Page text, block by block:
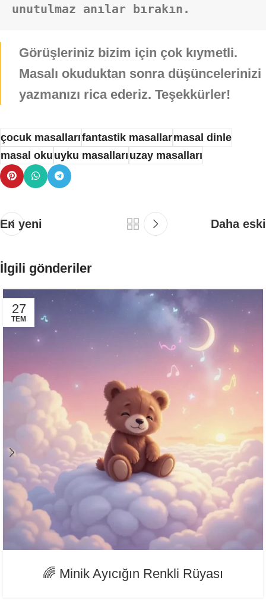
unutulmaz anılar bırakın.
Görüşleriniz bizim için çok kıymetli.
Masalı okuduktan sonra düşüncelerinizi
yazmanızı rica ederiz. Teşekkürler!
çocuk masallarıfantastik masallarmasal dinle
masal okuuyku masallarıuzay masalları
En yeni Daha eski
İlgili gönderiler
27
TEM
🌈 Minik Ayıcığın Renkli Rüyası